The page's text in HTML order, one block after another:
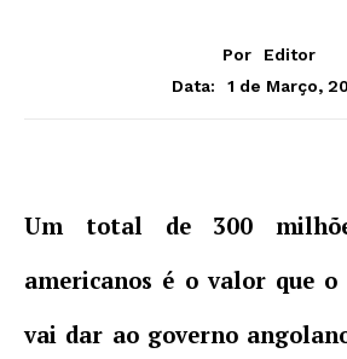
Por
Editor
Data:
1 de Março,
Um total de 300
americanos é o valor que
vai dar ao governo